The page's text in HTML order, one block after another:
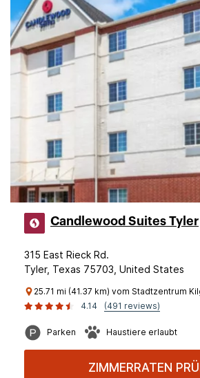
Candlewood Suites Tyler
315 East Rieck Rd.
Tyler, Texas 75703, United States
25.71 mi (41.37 km) vom Stadtzentrum
4.14
(491 reviews)
Parken Haustiere erlaubt
ZIMMERRATEN